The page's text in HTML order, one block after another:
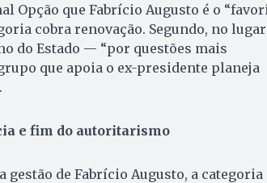
Opção que Fabrício Augusto é o
cobra renovação. Segundo, no lugar
do Estado — “por questões mais
que apoia o ex-presidente planeja
e fim do autoritarismo
de Fabrício Augusto, a categoria